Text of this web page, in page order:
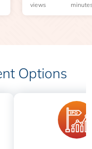
views
Options